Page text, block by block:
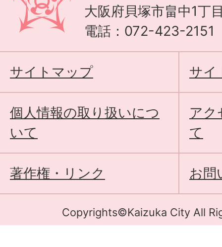
大阪府貝塚市畠中1丁
電話：072-423-2151
サイトマップ サイ
個人情報の取り扱いにつ
いて
アク
て
著作権・リンク お問
Copyrights©Kaizuka City All